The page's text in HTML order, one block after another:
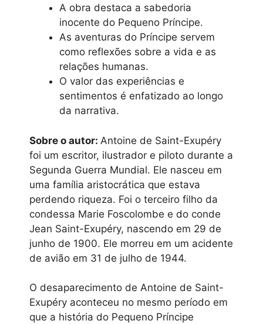
A obra destaca a sabedoria
inocente do Pequeno Príncipe.
As aventuras do Príncipe servem
como reflexões sobre a vida e as
relações humanas.
O valor das experiências e
sentimentos é enfatizado ao longo
da narrativa.
Sobre o autor: Antoine de Saint-Exupéry
foi um escritor, ilustrador e piloto durante a
Segunda Guerra Mundial. Ele nasceu em
uma família aristocrática que estava
perdendo riqueza. Foi o terceiro filho da
condessa Marie Foscolombe e do conde
Jean Saint-Exupéry, nascendo em 29 de
junho de 1900. Ele morreu em um acidente
de avião em 31 de julho de 1944.
O desaparecimento de Antoine de Saint-
Exupéry aconteceu no mesmo período em
que a história do Pequeno Príncipe